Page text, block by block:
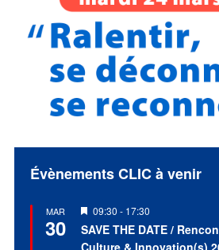
Évènements CLIC à venir
MAR
30
Mis
en
avant
09:30 - 17:30
SAVE THE DATE /
Culture & Innovation(s)